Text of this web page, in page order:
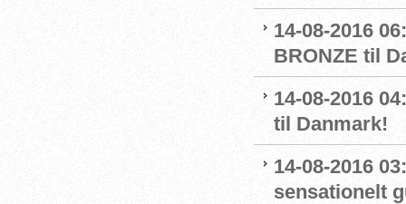
14-08-2016
BRONZE til
14-08-2016
til Danmark!
14-08-2016
sensationelt